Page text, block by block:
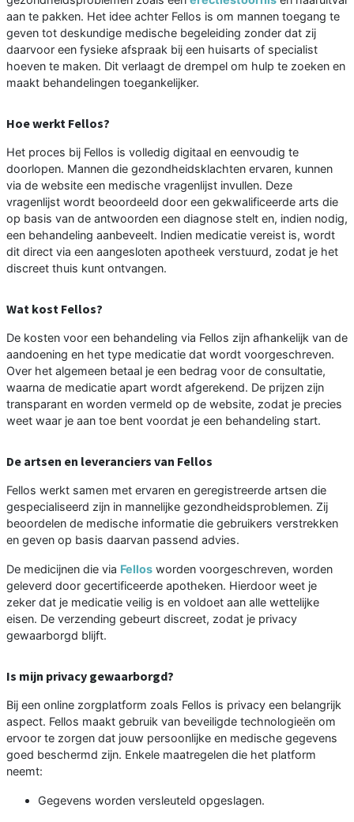
aan te pakken. Het idee achter Fellos is om mannen toegang te
geven tot deskundige medische begeleiding zonder dat zij
daarvoor een fysieke afspraak bij een huisarts of specialist
hoeven te maken. Dit verlaagt de drempel om hulp te zoeken en
maakt behandelingen toegankelijker.
Hoe werkt Fellos?
Het proces bij Fellos is volledig digitaal en eenvoudig te
doorlopen. Mannen die gezondheidsklachten ervaren, kunnen
via de website een medische vragenlijst invullen. Deze
vragenlijst wordt beoordeeld door een gekwalificeerde arts die
op basis van de antwoorden een diagnose stelt en, indien nodig,
een behandeling aanbeveelt. Indien medicatie vereist is, wordt
dit direct via een aangesloten apotheek verstuurd, zodat je het
discreet thuis kunt ontvangen.
Wat kost Fellos?
De kosten voor een behandeling via Fellos zijn afhankelijk van de
aandoening en het type medicatie dat wordt voorgeschreven.
Over het algemeen betaal je een bedrag voor de consultatie,
waarna de medicatie apart wordt afgerekend. De prijzen zijn
transparant en worden vermeld op de website, zodat je precies
weet waar je aan toe bent voordat je een behandeling start.
De artsen en leveranciers van Fellos
Fellos werkt samen met ervaren en geregistreerde artsen die
gespecialiseerd zijn in mannelijke gezondheidsproblemen. Zij
beoordelen de medische informatie die gebruikers verstrekken
en geven op basis daarvan passend advies.
De medicijnen die via Fellos worden voorgeschreven, worden
geleverd door gecertificeerde apotheken. Hierdoor weet je
zeker dat je medicatie veilig is en voldoet aan alle wettelijke
eisen. De verzending gebeurt discreet, zodat je privacy
gewaarborgd blijft.
Is mijn privacy gewaarborgd?
Bij een online zorgplatform zoals Fellos is privacy een belangrijk
aspect. Fellos maakt gebruik van beveiligde technologieën om
ervoor te zorgen dat jouw persoonlijke en medische gegevens
goed beschermd zijn. Enkele maatregelen die het platform
neemt:
Gegevens worden versleuteld opgeslagen.